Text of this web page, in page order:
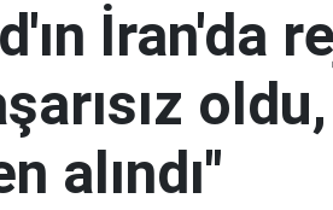
İran'da
alındı"